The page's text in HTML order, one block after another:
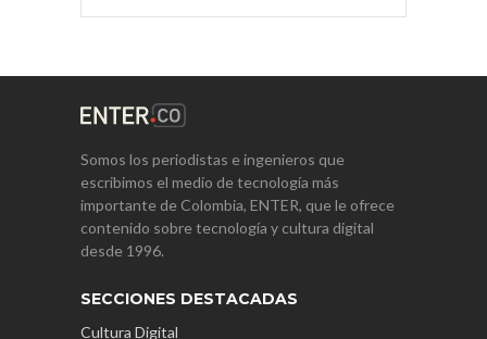
Somos los periodistas e ingenieros que
escribimos el medio de tecnología más
importante de Colombia, ENTER, que le ofrece
contenido sobre tecnología y cultura digital
desde 1996.
SECCIONES DESTACADAS
Cultura Digital